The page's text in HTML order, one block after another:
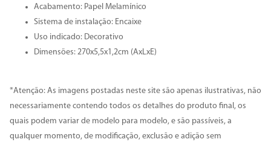
Acabamento: Papel Melamínico
Sistema de instalação: Encaixe
Uso indicado: Decorativo
Dimensões: 270x5,5x1,2cm (AxLxE)
*Atenção: As imagens postadas neste site são apenas ilustrativas, não
necessariamente contendo todos os detalhes do produto final, os
quais podem variar de modelo para modelo, e são passíveis, a
qualquer momento, de modificação, exclusão e adição sem